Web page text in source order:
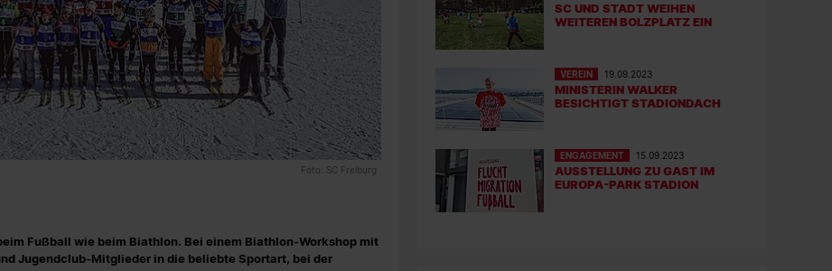
Foto: SC Freiburg
Fußball wie beim Biathlon. Bei einem Biathlon-Workshop mit
Jugendclub-Mitglieder in die beliebte Sportart, bei der
SC UND STADT WEIHEN
WEITEREN BOLZPLATZ EIN
VEREIN 19.09.2023
MINISTERIN WALKER
BESICHTIGT STADIONDACH
ENGAGEMENT 15.09.2023
AUSSTELLUNG ZU GAST IM
EUROPA-PARK STADION